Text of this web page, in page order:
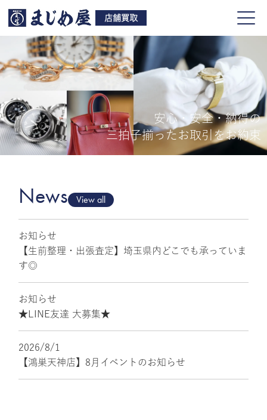
店舗買取
買取品目
店舗一覧
安心・安全・納得の
三拍子揃ったお取引をお約束
News View all
お知らせ
【生前整理・出張査定】埼玉県内どこでも承っていま
す◎
お知らせ
★LINE友達 大募集★
2026/8/1
【鴻巣天神店】8月イベントのお知らせ